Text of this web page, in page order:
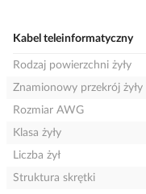
Kabel teleinformatyczny
Rodzaj powierzchni żyły
Znamionowy przekrój żyły
Rozmiar AWG
Klasa żyły
Liczba żył
Struktura skrętki